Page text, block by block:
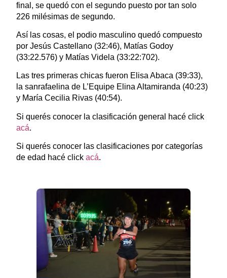
final, se quedó con el segundo puesto por tan solo
226 milésimas de segundo.
Así las cosas, el podio masculino quedó compuesto
por Jesús Castellano (32:46), Matías Godoy
(33:22.576) y Matías Videla (33:22:702).
Las tres primeras chicas fueron Elisa Abaca (39:33),
la sanrafaelina de L’Equipe Elina Altamiranda (40:23)
y María Cecilia Rivas (40:54).
Si querés conocer la clasificación general hacé click
acá.
Si querés conocer las clasificaciones por categorías
de edad hacé click acá.